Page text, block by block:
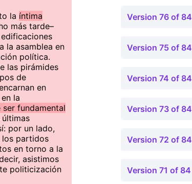
la íntima
más tarde–
la asamblea en
política.
las pirámides
de
en
la
fundamental
por un lado,
los partidos
en torno a la
asistimos
politicización
Version 76 of 84
Version 75 of 84
Version 74 of 84
Version 73 of 84
Version 72 of 84
Version 71 of 84